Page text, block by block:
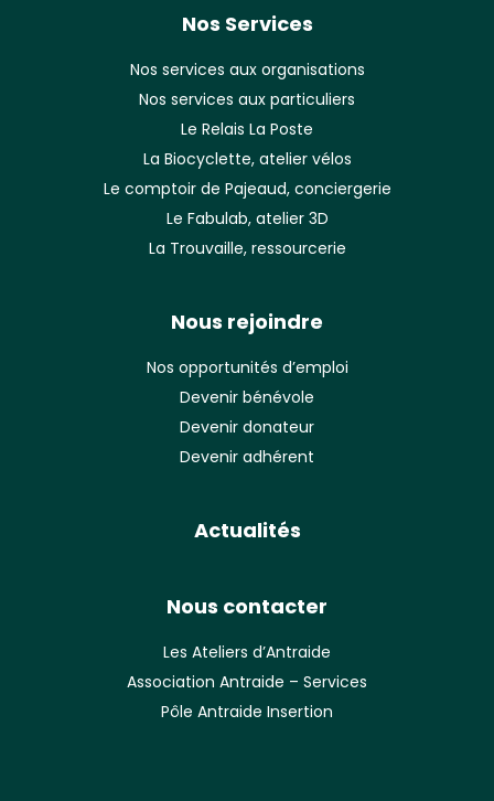
Nos Services
Nos services aux organisations
Nos services aux particuliers
Le Relais La Poste
La Biocyclette, atelier vélos
Le comptoir de Pajeaud, conciergerie
Le Fabulab, atelier 3D
La Trouvaille, ressourcerie
Nous rejoindre
Nos opportunités d’emploi
Devenir bénévole
Devenir donateur
Devenir adhérent
Actualités
Nous contacter
Les Ateliers d’Antraide
Association Antraide – Services
Pôle Antraide Insertion